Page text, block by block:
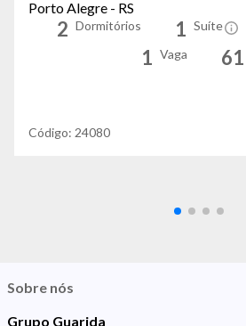
Porto Alegre - RS
2 Dormitórios 1 Suíte
1 Vaga 61
Código: 24080
Sobre nós
Grupo Guarida